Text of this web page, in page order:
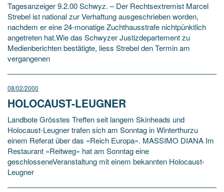
Tagesanzeiger 9.2.00 Schwyz. – Der Rechtsextremist Marcel
Strebel ist national zur Verhaftung ausgeschrieben worden,
nachdem er eine 24-monatige Zuchthausstrafe nichtpünktlich
angetreten hat.Wie das Schwyzer Justizdepartement zu
Medienberichten bestätigte, liess Strebel den Termin am
vergangenen
08/02/2000
HOLOCAUST-LEUGNER
Landbote Grösstes Treffen seit langem Skinheads und
Holocaust-Leugner trafen sich am Sonntag in Winterthurzu
einem Referat über das «Reich Europa». MASSIMO DIANA Im
Restaurant «Reitweg» hat am Sonntag eine
geschlosseneVeranstaltung mit einem bekannten Holocaust-
Leugner